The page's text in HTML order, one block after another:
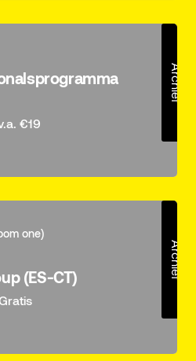
Archief
€19
Archief
one)
(ES-CT)